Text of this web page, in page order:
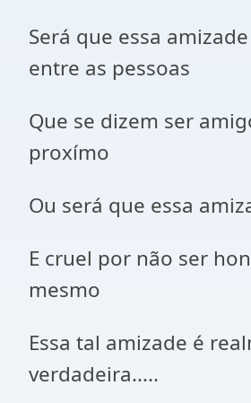
Será que essa
entre as pessoas
Que se dizem ser
proxímo
Ou será que essa
E cruel por não ser
mesmo
Essa tal amizade é
verdadeira.....